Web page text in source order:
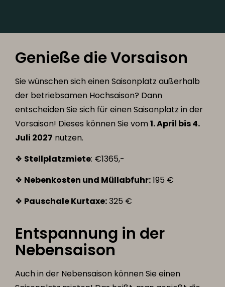
Genieße die Vorsaison
Sie wünschen sich einen Saisonplatz außerhalb
der betriebsamen Hochsaison? Dann
entscheiden Sie sich für einen Saisonplatz in der
Vorsaison! Dieses können Sie vom1. April bis 4.
Juli 2027 nutzen.
❖ Stellplatzmiete: €1365,-
❖ Nebenkosten und Müllabfuhr:195 €
❖ Pauschale Kurtaxe:325 €
Entspannung in der
Nebensaison
Auch in der Nebensaison können Sie einen